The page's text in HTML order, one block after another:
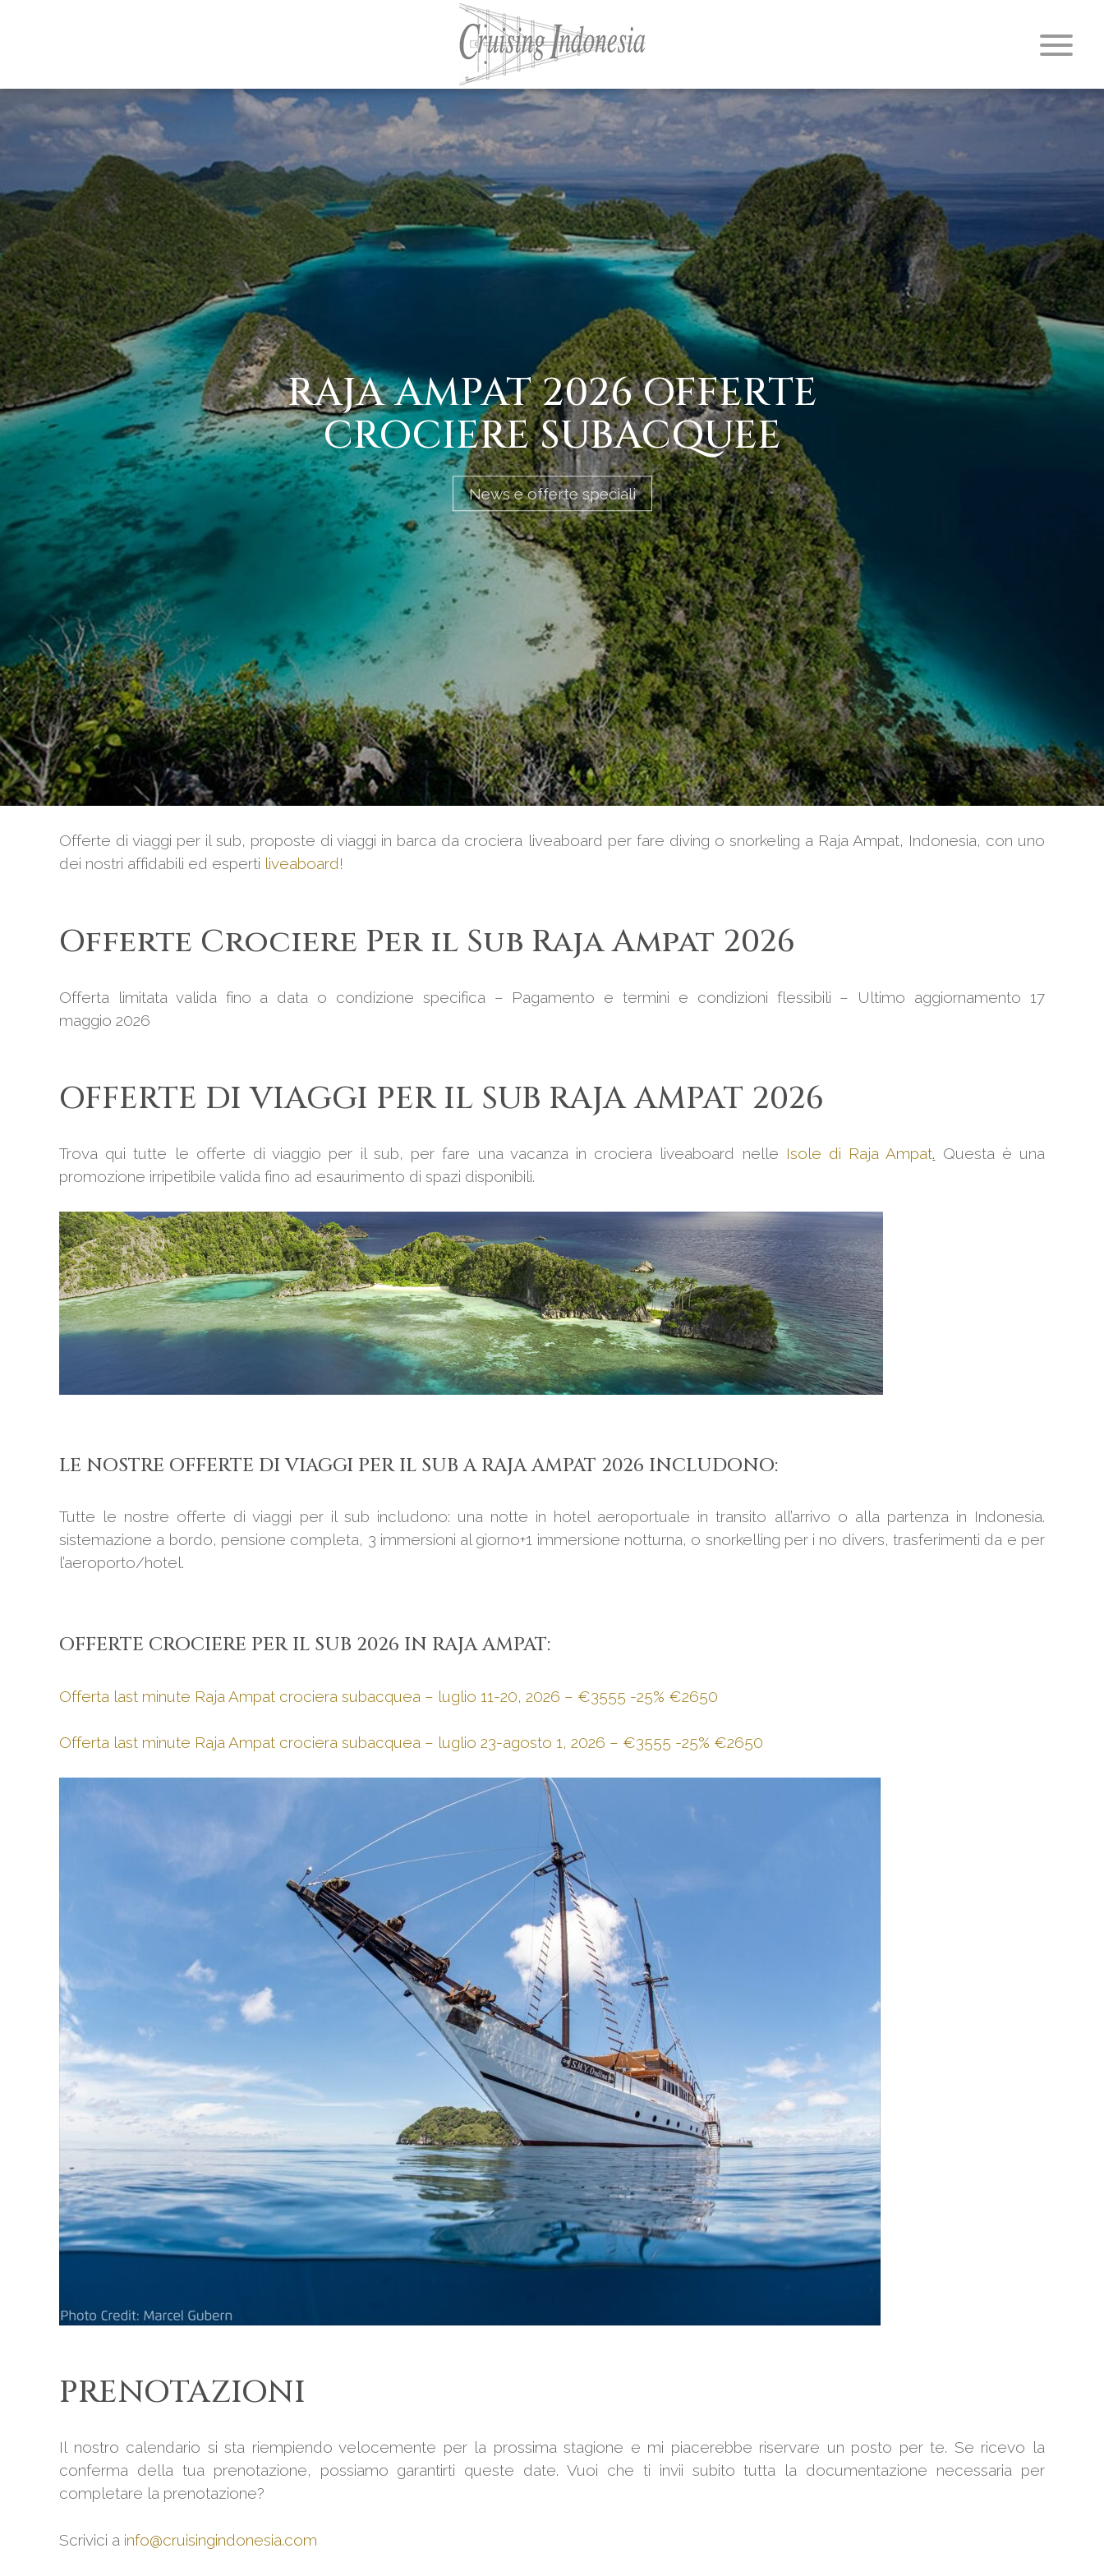
RAJA AMPAT 2026 OFFERTE
CROCIERE SUBACQUEE
News e offerte speciali
Offerte di viaggi per il sub, proposte di viaggi in barca da crociera liveaboard per fare diving o snorkeling a Raja Ampat, Indonesia, con uno
dei nostri affidabili ed esperti liveaboard!
Offerte Crociere Per il Sub Raja Ampat 2026
Offerta limitata valida fino a data o condizione specifica – Pagamento e termini e condizioni flessibili – Ultimo aggiornamento 17
maggio 2026
OFFERTE DI VIAGGI PER IL SUB RAJA AMPAT 2026
Trova qui tutte le offerte di viaggio per il sub, per fare una vacanza in crociera liveaboard nelle Isole di Raja Ampat. Questa è una
promozione irripetibile valida fino ad esaurimento di spazi disponibili.
LE NOSTRE OFFERTE DI VIAGGI PER IL SUB A RAJA AMPAT 2026 INCLUDONO:
Tutte le nostre offerte di viaggi per il sub includono: una notte in hotel aeroportuale in transito all’arrivo o alla partenza in Indonesia.
sistemazione a bordo, pensione completa, 3 immersioni al giorno+1 immersione notturna, o snorkelling per i no divers, trasferimenti da e per
l’aeroporto/hotel.
OFFERTE CROCIERE PER IL SUB 2026 IN RAJA AMPAT:
Offerta last minute Raja Ampat crociera subacquea – luglio 11-20, 2026 – €3555 -25% €2650
Offerta last minute Raja Ampat crociera subacquea – luglio 23-agosto 1, 2026 – €3555 -25% €2650
PRENOTAZIONI
Il nostro calendario si sta riempiendo velocemente per la prossima stagione e mi piacerebbe riservare un posto per te. Se ricevo la
conferma della tua prenotazione, possiamo garantirti queste date. Vuoi che ti invii subito tutta la documentazione necessaria per
completare la prenotazione?
Scrivici a info@cruisingindonesia.com